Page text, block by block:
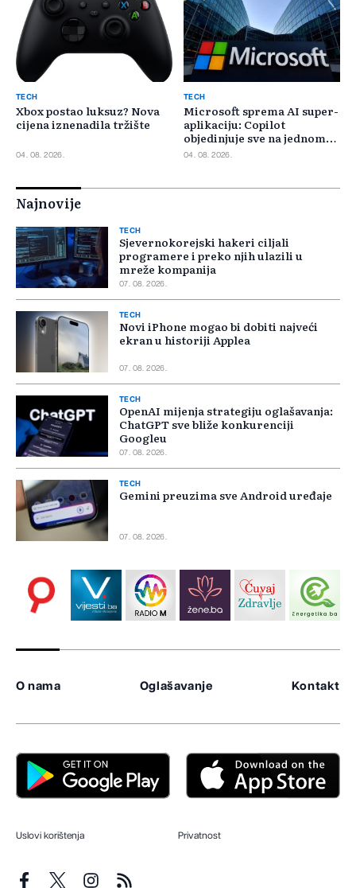
TECH
Xbox postao luksuz? Nova
cijena iznenadila tržište
04. 08. 2026.
TECH
Microsoft sprema AI super-
aplikaciju: Copilot
objedinjuje sve na jednom
mjestu
04. 08. 2026.
Najnovije
TECH
Sjevernokorejski hakeri ciljali
programere i preko njih ulazili u
mreže kompanija
07. 08. 2026.
TECH
Novi iPhone mogao bi dobiti najveći
ekran u historiji Applea
07. 08. 2026.
TECH
OpenAI mijenja strategiju oglašavanja:
ChatGPT sve bliže konkurenciji
Googleu
07. 08. 2026.
TECH
Gemini preuzima sve Android uređaje
07. 08. 2026.
O nama Oglašavanje Kontakt
Uslovi korištenja Privatnost